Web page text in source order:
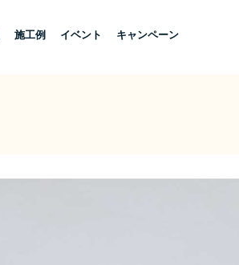
施工例 イベント キャンペーン